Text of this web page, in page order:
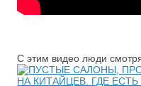
С этим видео люди